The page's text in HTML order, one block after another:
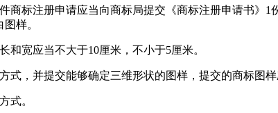
标注册申请应当向商标局提交《商标注册申请书》1
样。
宽应当不大于10厘米，不小于5厘米。
，并提交能够确定三维形状的图样，提交的商标图样
式。